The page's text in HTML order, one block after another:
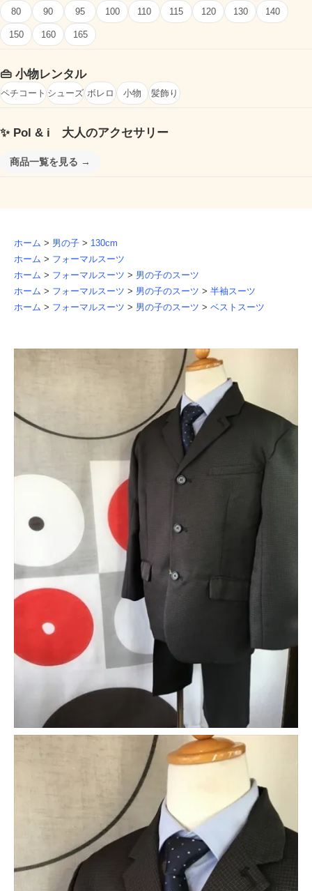
80 90 95 100 110 115 120 130 140
150 160 165
👜 小物レンタル
ペチコートシューズ ボレロ 小物 髪飾り
✨ Pol & i 大人のアクセサリー
商品一覧を見る →
ホーム > 男の子 > 130cm
ホーム > フォーマルスーツ
ホーム > フォーマルスーツ > 男の子のスーツ
ホーム > フォーマルスーツ > 男の子のスーツ > 半袖スーツ
ホーム > フォーマルスーツ > 男の子のスーツ > ベストスーツ